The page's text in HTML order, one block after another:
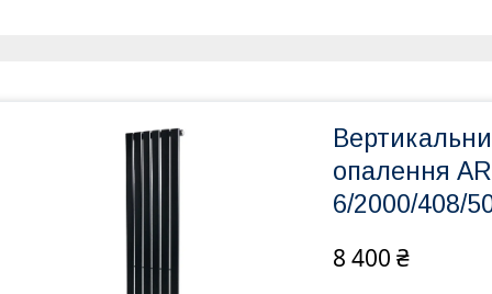
опалення
6/2000/408/
8 400 ₴